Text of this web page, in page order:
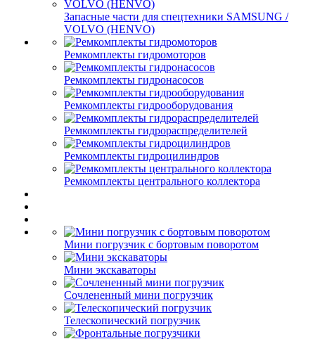
Запасные части для спецтехники SAMSUNG /
VOLVO (HENVO)
Ремкомплекты гидромоторов
Ремкомплекты гидронасосов
Ремкомплекты гидрооборудования
Ремкомплекты гидрораспределителей
Ремкомплекты гидроцилиндров
Ремкомплекты центрального коллектора
Мини погрузчик с бортовым поворотом
Мини экскаваторы
Сочлененный мини погрузчик
Телескопический погрузчик